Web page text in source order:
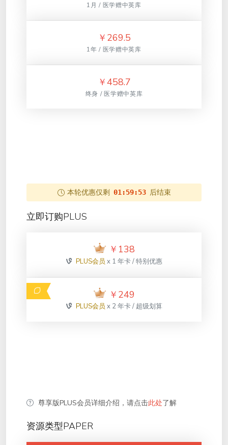
1月 / 医学赠中英库
￥ 269.5
1年 / 医学赠中英库
￥458.7
终身 / 医学赠中英库
本轮优惠仅剩 01:59:53 后结束
立即订购PLUS
￥ 138
PLUS会员x 1 年卡 / 特别优惠
￥ 249
PLUS会员x 2 年卡 / 超级划算
尊享版PLUS会员详细介绍，请点击此处了解
资源类型PAPER